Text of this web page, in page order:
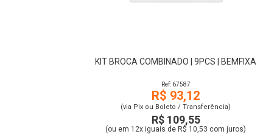
KIT BROCA COMBINADO | 9PCS | BEMFIXA
Ref: 67587
R$ 93,12
(via Pix ou Boleto / Transferência)
R$ 109,55
(ou em 12x iguais de R$ 10,53 com juros)